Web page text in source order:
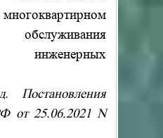
инженерных
от 25.06.2021 N